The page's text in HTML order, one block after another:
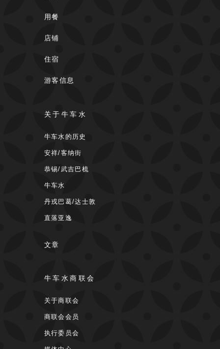
用餐
店铺
住宿
游客信息
关于牛车水
牛车水的历史
安祥/客纳街
恭锡/武吉巴梳
牛车水
丹戎巴葛/达士敦
直落亚逸
文章
牛车水商联会
关于商联会
商联会会员
执行委员会